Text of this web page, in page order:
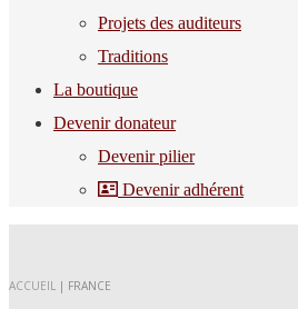
Projets des auditeurs
Traditions
La boutique
Devenir donateur
Devenir pilier
Devenir adhérent
ACCUEIL | FRANCE